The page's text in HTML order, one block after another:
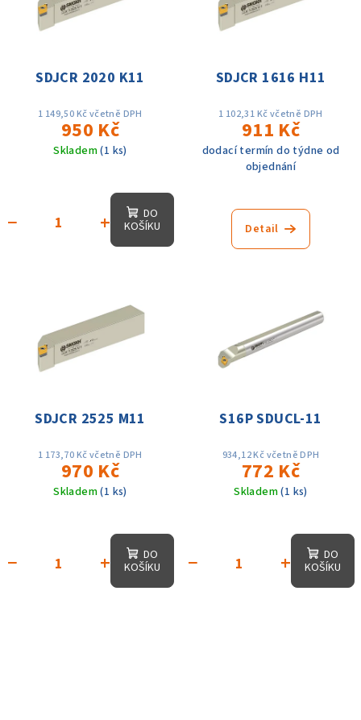
SDJCR 2020 K11
1 149,50 Kč včetně DPH
950 Kč
Skladem(1 ks)
+
−
DO
KOŠÍKU
SDJCR 1616 H11
1 102,31 Kč včetně DPH
911 Kč
dodací termín do týdne od
objednání
Detail
SDJCR 2525 M11
1 173,70 Kč včetně DPH
970 Kč
Skladem(1 ks)
+
−
DO
KOŠÍKU
S16P SDUCL-11
934,12 Kč včetně DPH
772 Kč
Skladem(1 ks)
+
−
DO
KOŠÍKU